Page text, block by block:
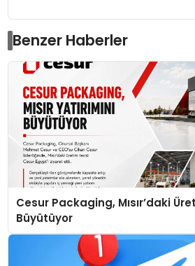
Benzer Haberler
Cesur Packaging, Mısır’daki
Büyütüyor